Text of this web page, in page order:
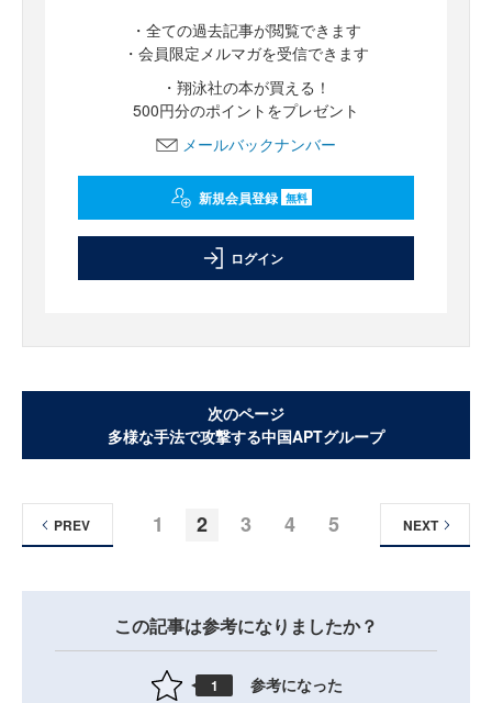
・全ての過去記事が閲覧できます
・会員限定メルマガを受信できます
・翔泳社の本が買える！
500円分のポイントをプレゼント
メールバックナンバー
新規会員登録 無料
ログイン
次のページ
多様な手法で攻撃する中国APTグループ
1 2 3 4 5
PREV NEXT
この記事は参考になりましたか？
1 参考になった